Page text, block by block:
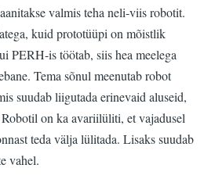
valmis teha neli-viis robotit.
kuid prototüüpi on mõistlik
PERH-is töötab, siis hea meelega
Tema sõnul meenutab robot
suudab liigutada erinevaid aluseid,
on ka avariilüliti, et vajadusel
teda välja lülitada. Lisaks suudab
vahel.